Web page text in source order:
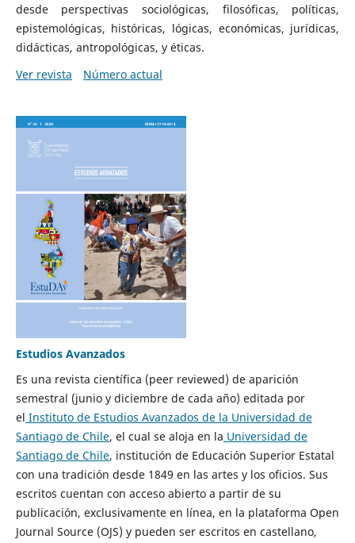
desde perspectivas sociológicas, filosóficas, políticas,
epistemológicas, históricas, lógicas, económicas, jurídicas,
didácticas, antropológicas, y éticas.
Ver revista
Número actual
Estudios Avanzados
Es una revista científica (peer reviewed) de aparición
semestral (junio y diciembre de cada año) editada por
el Instituto de Estudios Avanzados de la Universidad de
Santiago de Chile, el cual se aloja en la Universidad de
Santiago de Chile, institución de Educación Superior Estatal
con una tradición desde 1849 en las artes y los oficios. Sus
escritos cuentan con acceso abierto a partir de su
publicación, exclusivamente en línea, en la plataforma Open
Journal Source (OJS) y pueden ser escritos en castellano,